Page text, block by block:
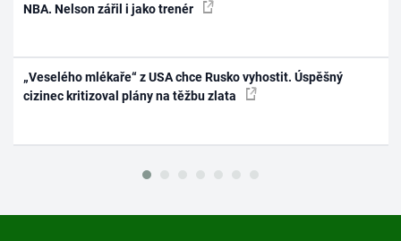
NBA. Nelson zářil i jako trenér
„Veselého mlékaře“ z USA chce Rusko vyhostit. Úspěšný
cizinec kritizoval plány na těžbu zlata